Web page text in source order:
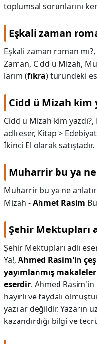
toplumsal sorunlarını
Eşkali zaman
Eşkali zaman roman mı?,
Zaman, Cidd ü Mizah,
larım (fıkra) türündeki
Cidd ü Mizah kim
Cidd ü Mizah kim yazdı?,
adlı eser, Kitap >
İkinci El olarak satıştadır.
Muharrir bu ya ne
Muharrir bu ya ne
Mizah -Ahmet Rasim
Şehir Mektupları
Şehir Mektupları adlı
Ya!, Ahmed Rasim'in
yayımlanmış
eserdir. Ahmed
hayırlı ve faydalı
yazılar değildir. Yazarın
kazandırdığı bilgi ve